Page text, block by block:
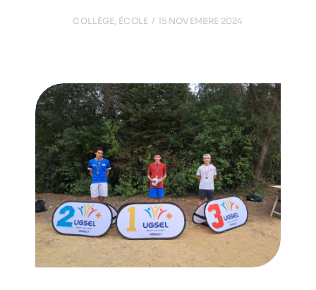
COLLÈGE, ÉCOLE 15 NOVEMBRE 2024